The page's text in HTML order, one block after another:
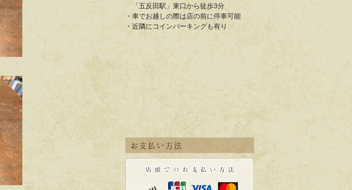
「五反田駅」東口から徒歩3分
・車でお越しの際は店の前に停車可能
・近隣にコインパーキングも有り
お支払い方法